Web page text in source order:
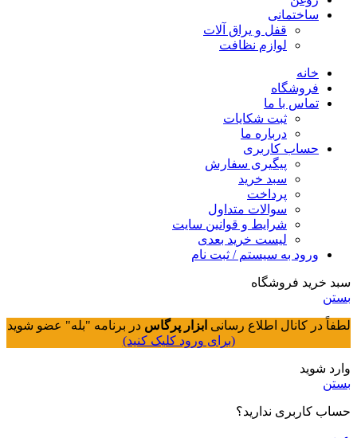
ساختمانی
قفل و یراق آلات
لوازم نظافت
خانه
فروشگاه
تماس با ما
ثبت شکایات
درباره ما
حساب کاربری
پیگیری سفارش
سبد خرید
پرداخت
سوالات متداول
شرایط و قوانین سایت
لیست خرید بعدی
ورود به سیستم / ثبت نام
سبد خرید فروشگاه
بستن
لطفاً در کانال اطلاع رسانی ابزار پرگاس در برنامه "بله" عضو شوید
(برای ورود کلیک کنید)
وارد شوید
بستن
حساب کاربری ندارید؟